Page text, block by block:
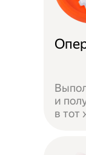
и
в тот